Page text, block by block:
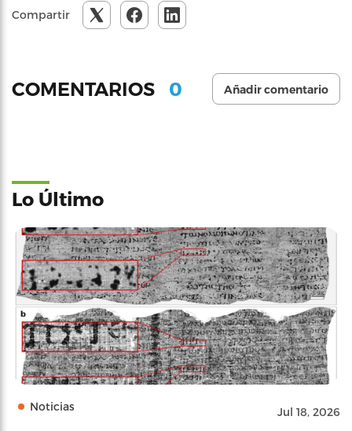
Compartir
COMENTARIOS 0 Añadir comentario
Lo Último
Noticias Jul 18, 2026